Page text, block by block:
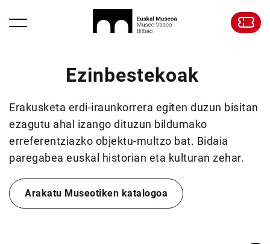
Ezinbestekoak
Erakusketa erdi-iraunkorrera egiten duzun bisitan
ezagutu ahal izango dituzun bildumako
erreferentziazko objektu-multzo bat. Bidaia
paregabea euskal historian eta kulturan zehar.
Arakatu Museotiken katalogoa